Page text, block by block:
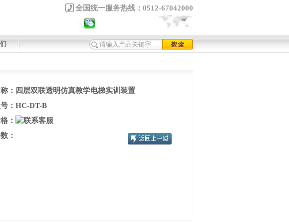
全国统一服务热线：0512-67042000
：四层双联透明仿真教学电梯实训装置
：HC-DT-B
：
：